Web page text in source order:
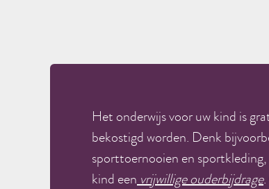
Het onderwijs voor uw kind is
bekostigd worden. Denk
sporttoernooien en
kind een vrijwillige ouderbijdrage